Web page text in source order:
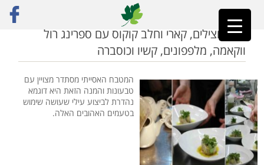
ראשי»מרק אסייתי
מרק חצילים, קארי וחלב קוקוס עם ספרינג רול
ווקאמה, מלפפונים, קשיו וכוסברה
המטבח האסייתי מסתדר מצויין עם
טבעונות והמנה הזאת היא דוגמא
נהדרת לביצוע עילי שעושה שימוש
בטעמים האהובים האלה.